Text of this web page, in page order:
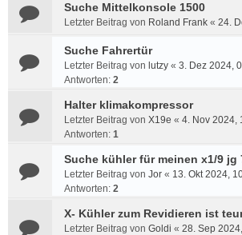
Suche Mittelkonsole 1500
Letzter Beitrag von Roland Frank « 24.
Suche Fahrertür
Letzter Beitrag von lutzy « 3. Dez 2024,
Antworten: 2
Halter klimakompressor
Letzter Beitrag von X19e « 4. Nov 2024,
Antworten: 1
Suche kühler für meinen x1/9 jg
Letzter Beitrag von Jor « 13. Okt 2024,
Antworten: 2
X- Kühler zum Revidieren ist
Letzter Beitrag von Goldi « 28. Sep